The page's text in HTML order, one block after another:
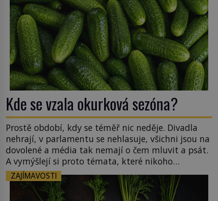
Kde se vzala okurková sezóna?
Prostě období, kdy se téměř nic neděje. Divadla
nehrají, v parlamentu se nehlasuje, všichni jsou na
dovolené a média tak nemají o čem mluvit a psát.
A vymýšlejí si proto témata, které nikoho
nezajímají. Proč je však ona letní doba spojovaná
zrovna s okurkami? Okurkovou sezónu známe už
od poloviny 19. století, ovšem jako Češi […]
ZAJÍMAVOSTI